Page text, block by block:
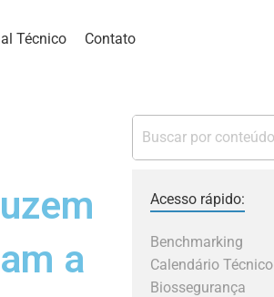
Técnico Contato
a
Acesso rápido:
Benchmarking
Calendário Técnico
Biossegurança